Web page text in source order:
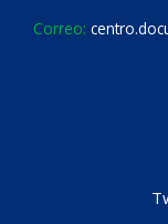
Correo: